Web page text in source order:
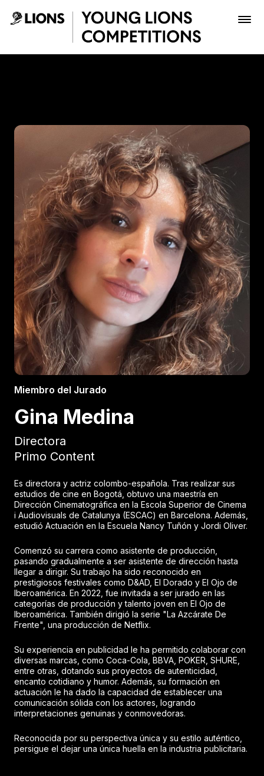
Saltar al contenido principal
Inscribir
Boletería
Miembro del Jurado
Gina Medina
Directora
Primo Content
Es directora y actriz colombo-española. Tras realizar sus
estudios de cine en Bogotá, obtuvo una maestría en
Dirección Cinematográfica en la Escola Superior de Cinema
i Audiovisuals de Catalunya (ESCAC) en Barcelona. Además,
estudió Actuación en la Escuela Nancy Tuñón y Jordi Oliver.
Comenzó su carrera como asistente de producción,
pasando gradualmente a ser asistente de dirección hasta
llegar a dirigir. Su trabajo ha sido reconocido en
prestigiosos festivales como D&AD, El Dorado y El Ojo de
Iberoamérica. En 2022, fue invitada a ser jurado en las
categorías de producción y talento joven en El Ojo de
Iberoamérica. También dirigió la serie "La Azcárate De
Frente", una producción de Netflix.
Su experiencia en publicidad le ha permitido colaborar con
diversas marcas, como Coca-Cola, BBVA, POKER, SHURE,
entre otras, dotando sus proyectos de autenticidad,
encanto cotidiano y humor. Además, su formación en
actuación le ha dado la capacidad de establecer una
comunicación sólida con los actores, logrando
interpretaciones genuinas y conmovedoras.
Reconocida por su perspectiva única y su estilo auténtico,
persigue el dejar una única huella en la industria publicitaria.